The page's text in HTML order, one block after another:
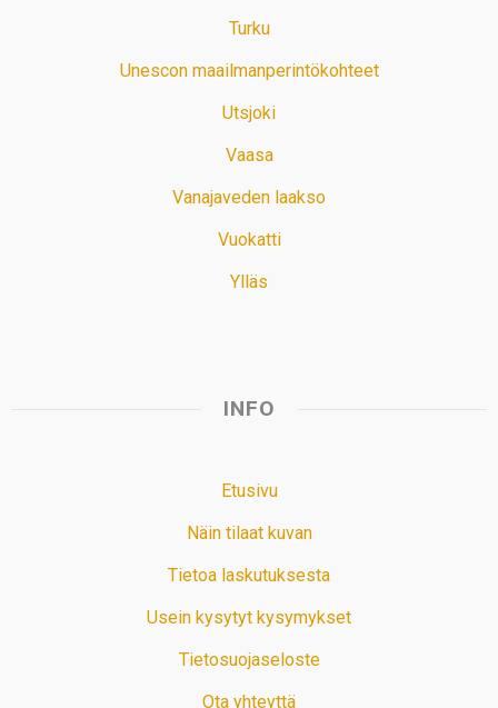
Turku
Unescon maailmanperintökohteet
Utsjoki
Vaasa
Vanajaveden laakso
Vuokatti
Ylläs
INFO
Etusivu
Näin tilaat kuvan
Tietoa laskutuksesta
Usein kysytyt kysymykset
Tietosuojaseloste
Ota yhteyttä